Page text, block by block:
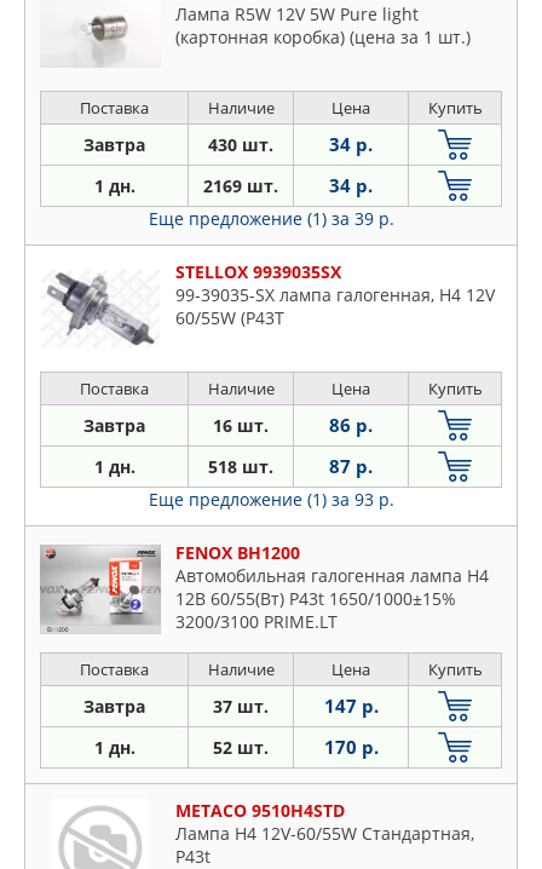
Лампа R5W 12V 5W Pure light
(картонная коробка) (цена за 1 шт.)
Поставка Наличие Цена Купить
Завтра 430 шт. 34 р.
1 дн. 2169 шт. 34 р.
Еще предложение (1) за 39 р.
STELLOX 9939035SX
99-39035-SX лампа галогенная, H4 12V
60/55W (P43T
Поставка Наличие Цена Купить
Завтра 16 шт. 86 р.
1 дн. 518 шт. 87 р.
Еще предложение (1) за 93 р.
FENOX BH1200
Автомобильная галогенная лампа Н4
12В 60/55(Вт) P43t 1650/1000±15%
3200/3100 PRIME.LT
Поставка Наличие Цена Купить
Завтра 37 шт. 147 р.
1 дн. 52 шт. 170 р.
METACO 9510H4STD
Лампа H4 12V-60/55W Стандартная,
P43t